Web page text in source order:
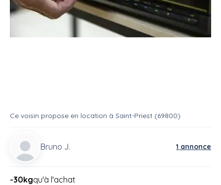
Ce voisin propose en location à Saint-Priest (69800)
Bruno J. 1 annonce
-30kgqu'à l'achat